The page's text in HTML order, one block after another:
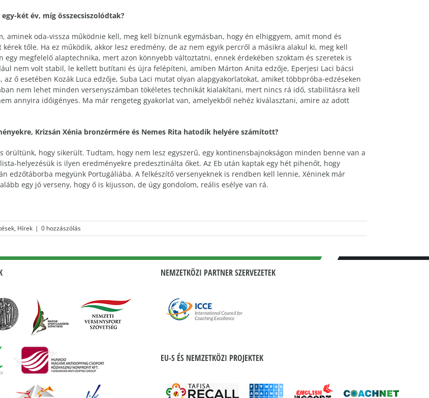
két év, míg összecsiszolódtak?
aminek oda-vissza működnie kell, meg kell bíznunk egymásban, hogy én elhiggyem, amit mond és
tőle. Ha ez működik, akkor lesz eredmény, de az nem egyik percről a másikra alakul ki, meg kell
egy megfelelő alaptechnika, mert azon könnyebb változtatni, ennek érdekében szoktam és szeretek is
nem volt stabil, le kellett butítani és újra felépíteni, amiben Márton Anita edzője, Eperjesi Laci bácsi
ő esetében Kozák Luca edzője, Suba Laci mutat olyan alapgyakorlatokat, amiket többpróba-edzéseken
nem lehet minden versenyszámban tökéletes technikát kialakítani, mert nincs rá idő, stabilitásra kell
annyira időigényes. Ma már rengeteg gyakorlat van, amelyekből nehéz kiválasztani, amire az adott
Krizsán Xénia bronzérmére és Nemes Rita hatodik helyére számított?
örültünk, hogy sikerült. Tudtam, hogy nem lesz egyszerű, egy kontinensbajnokságon minden benne van a
helyezésük is ilyen eredményekre predesztinálta őket. Az Eb után kaptak egy hét pihenőt, hogy
edzőtáborba megyünk Portugáliába. A felkészítő versenyeknek is rendben kell lennie, Xéninek már
egy jó verseny, hogy ő is kijusson, de úgy gondolom, reális esélye van rá.
, Hírek | 0 hozzászólás
NEMZETKÖZI PARTNER SZERVEZETEK
EU-S ÉS NEMZETKÖZI PROJEKTEK